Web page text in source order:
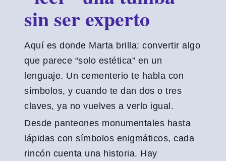
sin ser experto
Aquí es donde Marta brilla: convertir algo
que parece “solo estética” en un
lenguaje. Un cementerio te habla con
símbolos, y cuando te dan dos o tres
claves, ya no vuelves a verlo igual.
Desde panteones monumentales hasta
lápidas con símbolos enigmáticos, cada
rincón cuenta una historia. Hay